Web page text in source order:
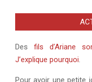
Des fils d’Ariane
J’explique pourquoi.
Pour avoir une petite